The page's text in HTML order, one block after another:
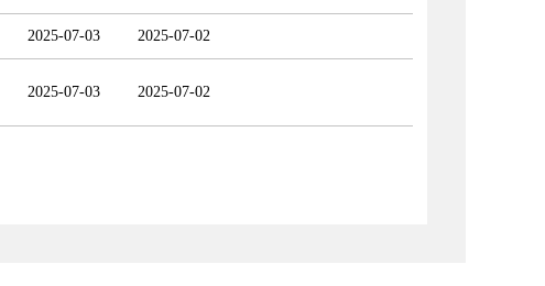
2025-07-03 2025-07-02
2025-07-03 2025-07-02